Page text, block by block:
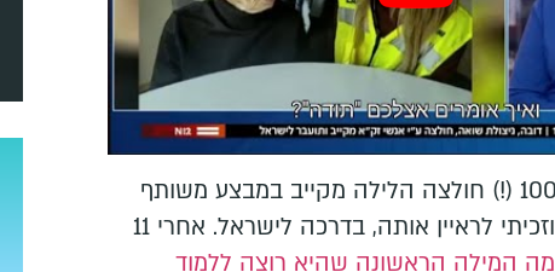
ניצולת שואה בת 100 (!) חולצה הלילה מקייב במבצע משותף
של מד"א וזק"א - וזכיתי לראיין אותה, בדרכה לישראל. אחרי 11
מה המילה הראשונה שהיא רוצה ללמוד